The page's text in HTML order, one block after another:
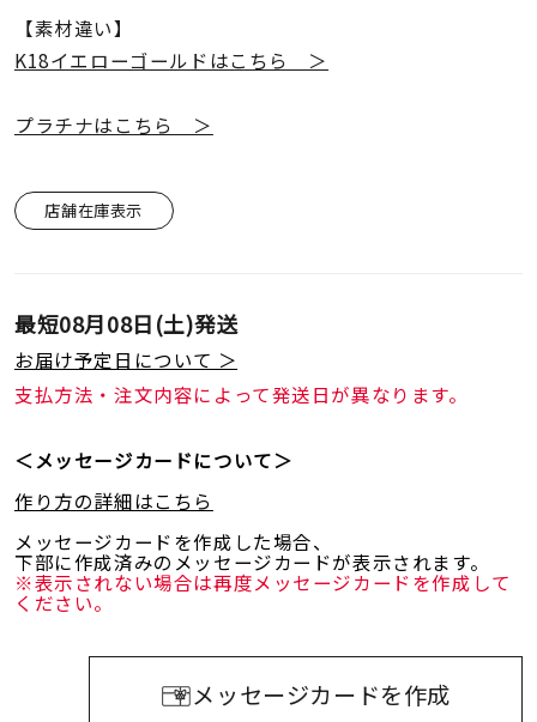
メンズ
リングサイズ
価格 ¥0
在庫
【素材違い】
K18イエローゴールドはこちら ＞
プラチナはこちら ＞
店舗在庫表示
最短08月08日(土)発送
お届け予定日について ＞
支払方法・注文内容によって発送日が異なります。
＜メッセージカードについて＞
作り方の詳細はこちら
メッセージカードを作成した場合、
下部に作成済みのメッセージカードが表示されます。
※表示されない場合は再度メッセージカードを作成して
ください。
メッセージカードを作成